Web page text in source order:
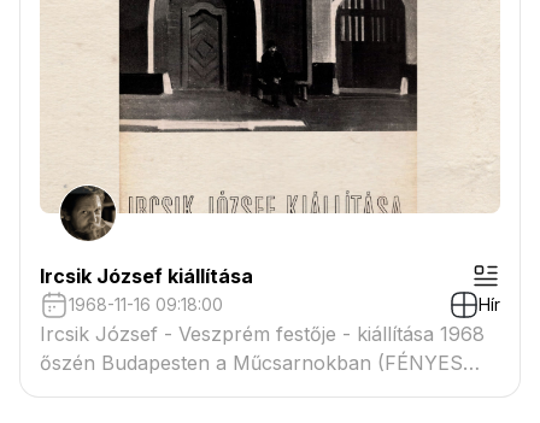
Ircsik József kiállítása
1968-11-16 09:18:00 Hír
Ircsik József - Veszprém festője - kiállítása 1968
őszén Budapesten a Műcsarnokban (FÉNYES
ADOLF TEREM)